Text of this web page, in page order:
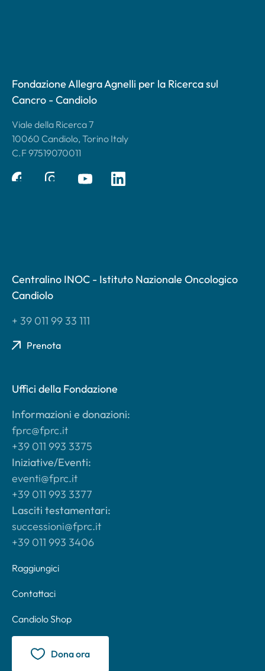
Fondazione Allegra Agnelli per la Ricerca sul
Cancro - Candiolo
Viale della Ricerca 7
10060 Candiolo, Torino Italy
C.F 97519070011
Centralino INOC - Istituto Nazionale Oncologico
Candiolo
+ 39 011 99 33 111
Prenota
Uffici della Fondazione
Informazioni e donazioni:
fprc@fprc.it
+39 011 993 3375
Iniziative/Eventi:
eventi@fprc.it
+39 011 993 3377
Lasciti testamentari:
successioni@fprc.it
+39 011 993 3406
Raggiungici
Contattaci
Candiolo Shop
Dona ora